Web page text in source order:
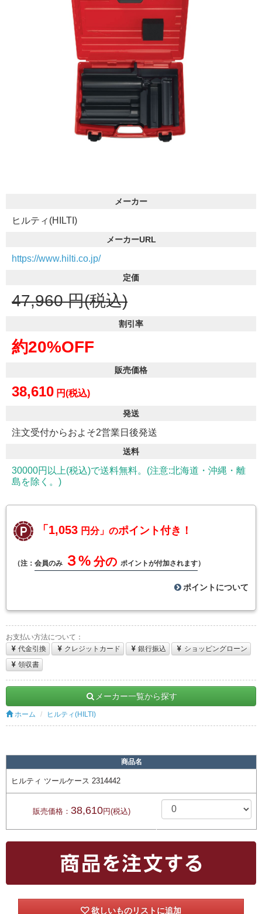
メーカー
ヒルティ(HILTI)
メーカーURL
https://www.hilti.co.jp/
定価
47,960 円(税込)
割引率
約20%OFF
販売価格
38,610 円(税込)
発送
注文受付からおよそ2営業日後発送
送料
30000円以上(税込)で送料無料。(注意:北海道・沖縄・離
島を除く。)
「1,053 円分」のポイント付き！
（注： 会員のみ ３% 分の ポイントが付加されます）
ポイントについて
お支払い方法について：
代金引換
クレジットカード 銀行振込
ショッピングローン
領収書
メーカー一覧から探す
ホーム ヒルティ(HILTI)
商品名
ヒルティ ツールケース 2314442
販売価格： 38,610円(税込)